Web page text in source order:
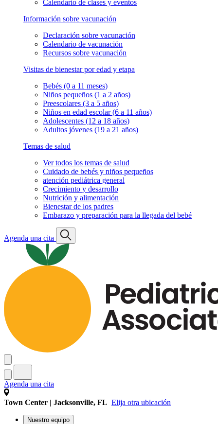
Calendario de clases y eventos
Información sobre vacunación
Declaración sobre vacunación
Calendario de vacunación
Recursos sobre vacunación
Visitas de bienestar por edad y etapa
Bebés (0 a 11 meses)
Niños pequeños (1 a 2 años)
Preescolares (3 a 5 años)
Niños en edad escolar (6 a 11 años)
Adolescentes (12 a 18 años)
Adultos jóvenes (19 a 21 años)
Temas de salud
Ver todos los temas de salud
Cuidado de bebés y niños pequeños
atención pediátrica general
Crecimiento y desarrollo
Nutrición y alimentación
Bienestar de los padres
Embarazo y preparación para la llegada del bebé
Agenda una cita
Agenda una cita
Town Center | Jacksonville, FL Elija otra ubicación
Nuestro equipo